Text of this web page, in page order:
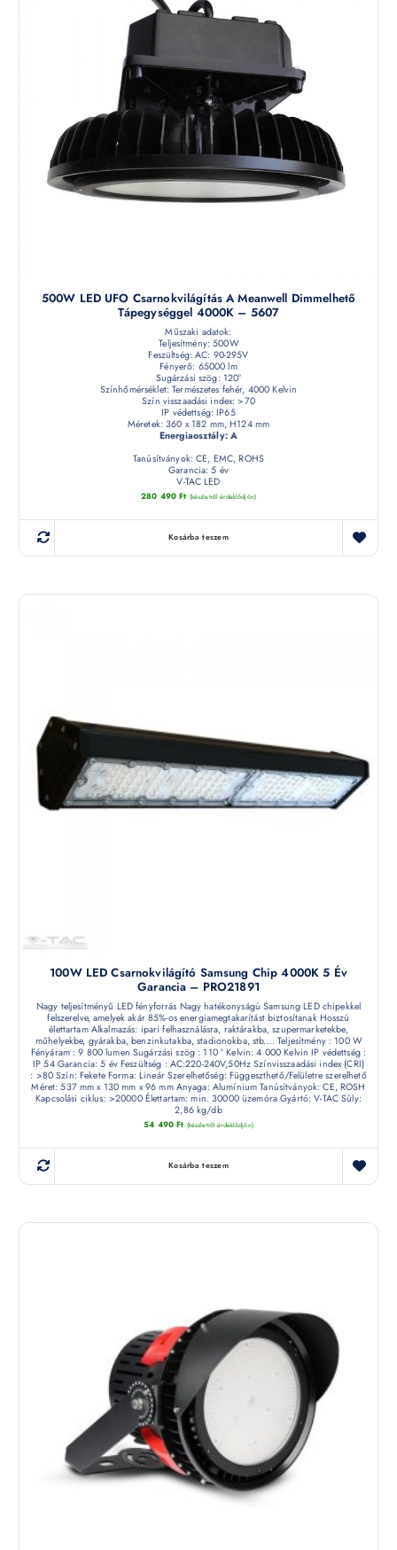
500W LED UFO Csarnokvilágítás A Meanwell Dimmelhető
Tápegységgel 4000K – 5607
Műszaki adatok:
Teljesítmény: 500W
Feszültség: AC: 90-295V
Fényerő: 65000 lm
Sugárzási szög: 120°
Színhőmérséklet: Természetes fehér, 4000 Kelvin
Szín visszaadási index: >70
IP védettség: IP65
Méretek: 360 x 182 mm, H124 mm
Energiaosztály: A
Tanúsítványok: CE, EMC, ROHS
Garancia: 5 év
V-TAC LED
280 490Ft (készletről érdeklődjön)
Kosárba teszem
100W LED Csarnokvilágító Samsung Chip 4000K 5 Év
Garancia – PRO21891
Nagy teljesítményű LED fényforrás Nagy hatékonyságú Samsung LED chipekkel
felszerelve, amelyek akár 85%-os energiamegtakarítást biztosítanak Hosszú
élettartam Alkalmazás: ipari felhasználásra, raktárakba, szupermarketekbe,
műhelyekbe, gyárakba, benzinkutakba, stadionokba, stb.... Teljesítmény : 100 W
Fényáram : 9 800 lumen Sugárzási szög : 110 ° Kelvin: 4 000 Kelvin IP védettség :
IP 54 Garancia: 5 év Feszültség : AC:220-240V,50Hz Színvisszaadási index (CRI)
: >80 Szín: Fekete Forma: Lineár Szerelhetőség: Függeszthető/Felületre szerelhető
Méret: 537 mm x 130 mm x 96 mm Anyaga: Alumínium Tanúsítványok: CE, ROSH
Kapcsolási ciklus: >20000 Élettartam: min. 30000 üzemóra Gyártó: V-TAC Súly:
2,86 kg/db
54 490Ft (készletről érdeklődjön)
Kosárba teszem